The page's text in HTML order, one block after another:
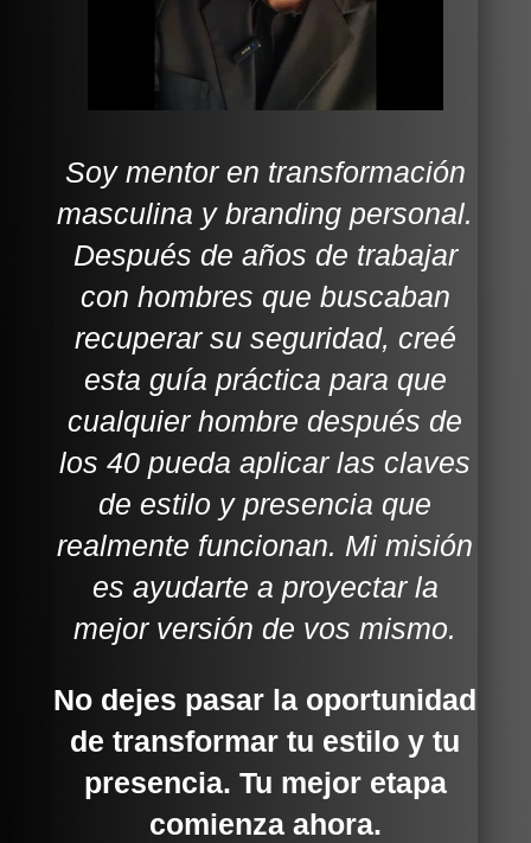
Soy mentor en transformación
masculina y branding personal.
Después de años de trabajar
con hombres que buscaban
recuperar su seguridad, creé
esta guía práctica para que
cualquier hombre después de
los 40 pueda aplicar las claves
de estilo y presencia que
realmente funcionan. Mi misión
es ayudarte a proyectar la
mejor versión de vos mismo.
No dejes pasar la oportunidad
de transformar tu estilo y tu
presencia. Tu mejor etapa
comienza ahora.